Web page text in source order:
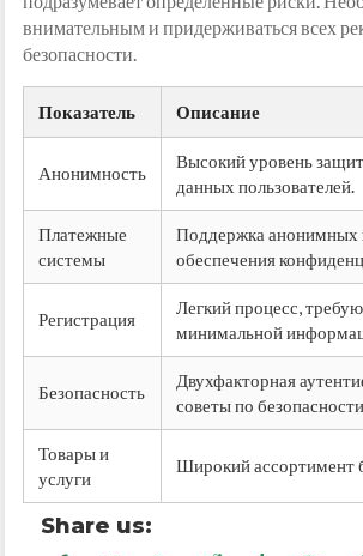
внимательным и придерживаться всех
безопасности.
Показатель Описание
Анонимность
Высокий уровень
данных пользователей.
Платежные
системы
Поддержка анонимных
обеспечения
Регистрация
Легкий процесс,
минимальной
Безопасность
Двухфакторная
советы по
Товары и
услуги
Широкий ассортимент
Share us: